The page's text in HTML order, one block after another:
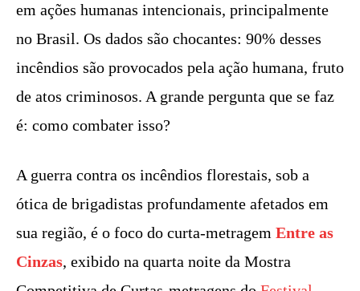
em ações humanas intencionais, principalmente
no Brasil. Os dados são chocantes: 90% desses
incêndios são provocados pela ação humana, fruto
de atos criminosos. A grande pergunta que se faz
é: como combater isso?
A guerra contra os incêndios florestais, sob a
ótica de brigadistas profundamente afetados em
sua região, é o foco do curta-metragem Entre as
Cinzas, exibido na quarta noite da Mostra